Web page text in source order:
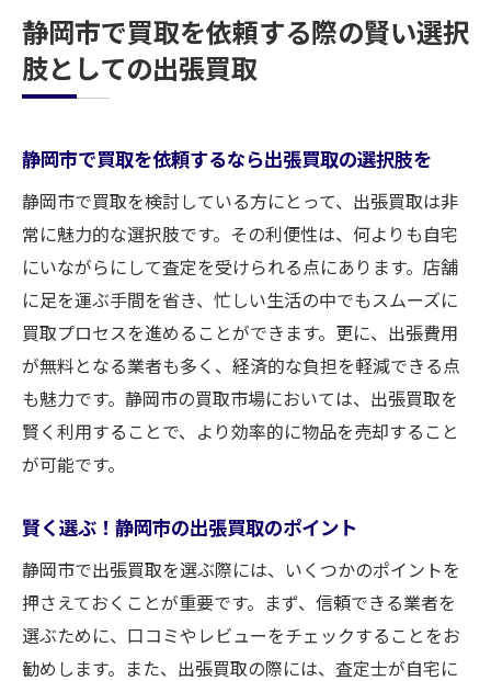
静岡市で買取を依頼する際の賢い選択
肢としての出張買取
静岡市で買取を依頼するなら出張買取の選択肢を
静岡市で買取を検討している方にとって、出張買取は非
常に魅力的な選択肢です。その利便性は、何よりも自宅
にいながらにして査定を受けられる点にあります。店舗
に足を運ぶ手間を省き、忙しい生活の中でもスムーズに
買取プロセスを進めることができます。更に、出張費用
が無料となる業者も多く、経済的な負担を軽減できる点
も魅力です。静岡市の買取市場においては、出張買取を
賢く利用することで、より効率的に物品を売却すること
が可能です。
賢く選ぶ！静岡市の出張買取のポイント
静岡市で出張買取を選ぶ際には、いくつかのポイントを
押さえておくことが重要です。まず、信頼できる業者を
選ぶために、口コミやレビューをチェックすることをお
勧めします。また、出張買取の際には、査定士が自宅に